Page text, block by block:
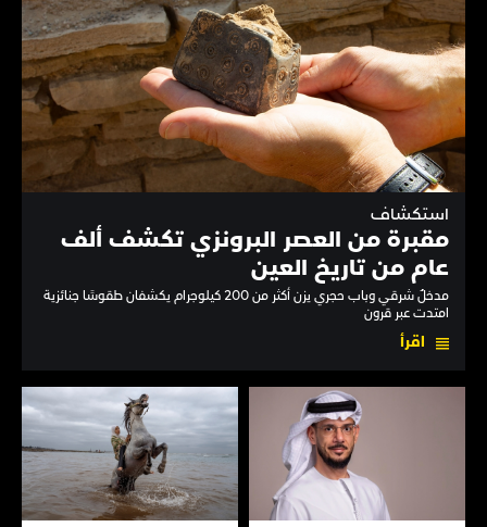
استكشاف
مقبرة من العصر البرونزي تكشف ألف
عام من تاريخ العين
مدخلٌ شرقي وباب حجري يزن أكثر من 200 كيلوجرام يكشفان طقوسًا جنائزية
امتدت عبر قرون
اقرأ